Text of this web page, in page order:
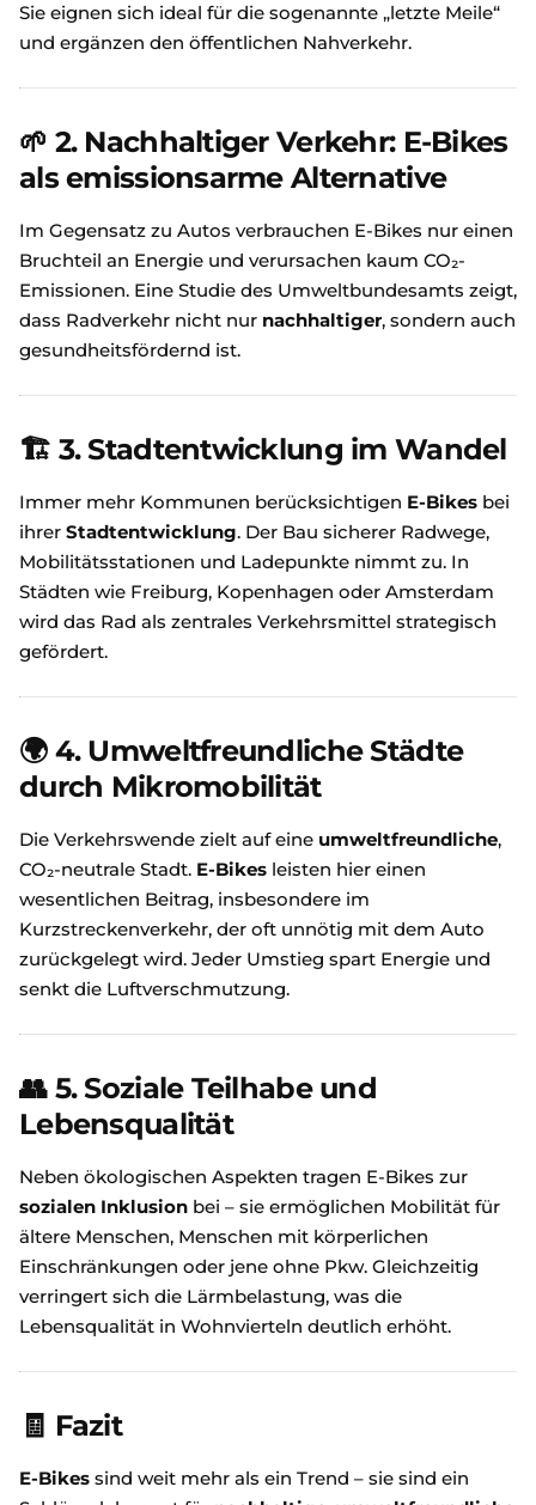
Sie eignen sich ideal für die sogenannte „letzte Meile“
und ergänzen den öffentlichen Nahverkehr.
🌱 2. Nachhaltiger Verkehr: E-Bikes
als emissionsarme Alternative
Im Gegensatz zu Autos verbrauchen E-Bikes nur einen
Bruchteil an Energie und verursachen kaum CO₂-
Emissionen. Eine Studie des Umweltbundesamts zeigt,
dass Radverkehr nicht nur nachhaltiger, sondern auch
gesundheitsfördernd ist.
🏗️ 3. Stadtentwicklung im Wandel
Immer mehr Kommunen berücksichtigen E-Bikes bei
ihrer Stadtentwicklung. Der Bau sicherer Radwege,
Mobilitätsstationen und Ladepunkte nimmt zu. In
Städten wie Freiburg, Kopenhagen oder Amsterdam
wird das Rad als zentrales Verkehrsmittel strategisch
gefördert.
🌍 4. Umweltfreundliche Städte
durch Mikromobilität
Die Verkehrswende zielt auf eine umweltfreundliche,
CO₂-neutrale Stadt. E-Bikes leisten hier einen
wesentlichen Beitrag, insbesondere im
Kurzstreckenverkehr, der oft unnötig mit dem Auto
zurückgelegt wird. Jeder Umstieg spart Energie und
senkt die Luftverschmutzung.
👥 5. Soziale Teilhabe und
Lebensqualität
Neben ökologischen Aspekten tragen E-Bikes zur
sozialen Inklusion bei – sie ermöglichen Mobilität für
ältere Menschen, Menschen mit körperlichen
Einschränkungen oder jene ohne Pkw. Gleichzeitig
verringert sich die Lärmbelastung, was die
Lebensqualität in Wohnvierteln deutlich erhöht.
🧾 Fazit
E-Bikes sind weit mehr als ein Trend – sie sind ein